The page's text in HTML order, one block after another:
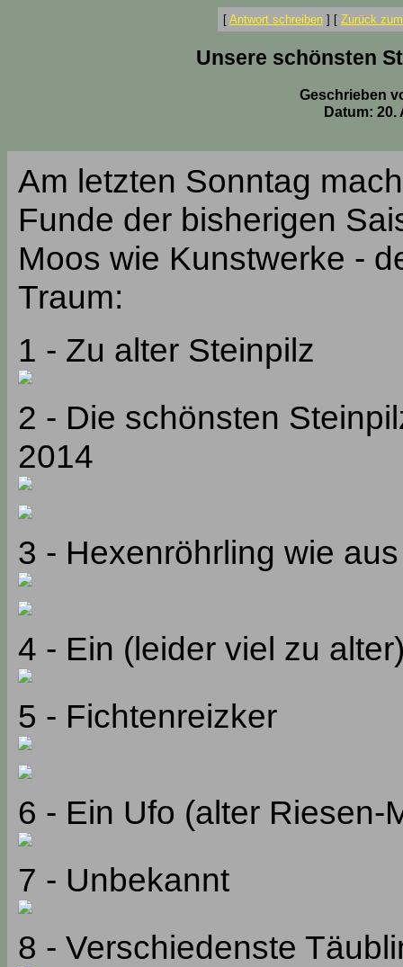
[ Antwort schreiben ] [ Zurück
Unsere schönsten
Geschrieben
Datum: 20.
Am letzten Sonntag
Funde der bisherigen
Moos wie Kunstwerke -
Traum:
1 - Zu alter Steinpilz
2 - Die schönsten
2014
3 - Hexenröhrling wie
4 - Ein (leider viel zu
5 - Fichtenreizker
6 - Ein Ufo (alter Riesen-
7 - Unbekannt
8 - Verschiedenste